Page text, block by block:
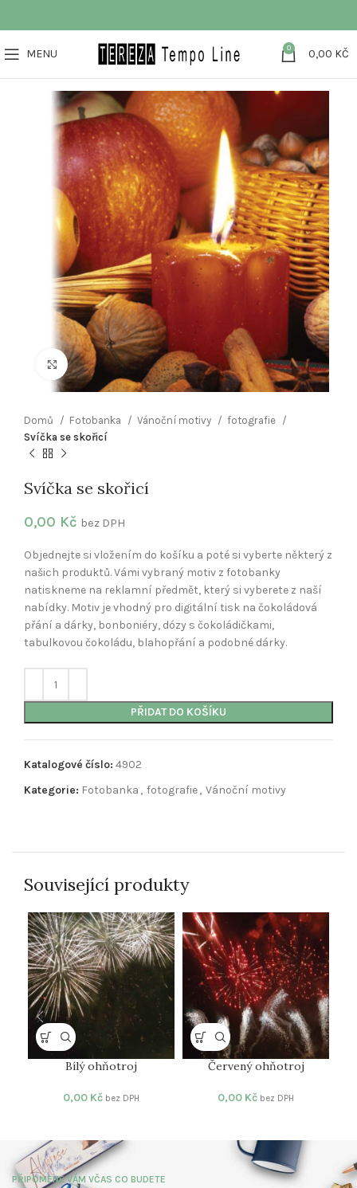
MENU 0 0,00 KČ
Klikněte pro zvětšení
Domů Fotobanka Vánoční motivy
fotografie
Svíčka se skořicí
Svíčka se skořicí
0,00 Kč bez DPH
Objednejte si vložením do košíku a poté si vyberte některý z
našich produktů. Vámi vybraný motiv z fotobanky
natiskneme na reklamní předmět, který si vyberete z naší
nabídky. Motiv je vhodný pro digitální tisk na čokoládová
přání a dárky, bonboniéry, dózy s čokoládičkami,
tabulkovou čokoládu, blahopřání a podobné dárky.
PŘIDAT DO KOŠÍKU
Katalogové číslo: 4902
Kategorie: Fotobanka , fotografie, Vánoční motivy
Související produkty
Bílý ohňotroj
0,00 Kč bez DPH
Červený ohňotroj
0,00 Kč bez DPH
PŘIPOMENE VÁM VČAS CO BUDETE